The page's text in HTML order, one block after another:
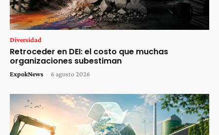
Diversidad
Retroceder en DEI: el costo que muchas
organizaciones subestiman
ExpokNews - 6 agosto 2026